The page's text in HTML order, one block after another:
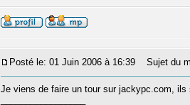
Posté le: 01 Juin 2006 à 16:39 Sujet du
Je viens de faire un tour sur jackypc.com,